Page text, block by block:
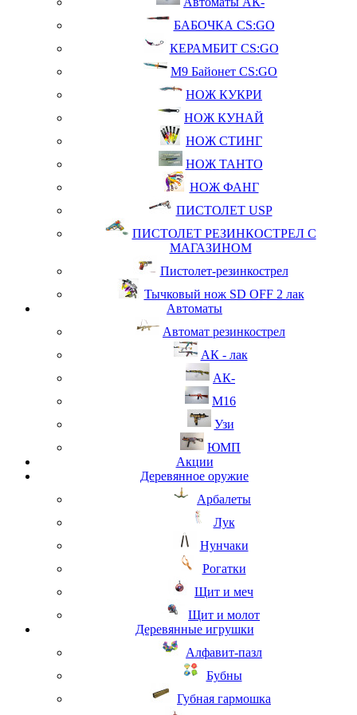
БАБОЧКА CS:GO
КЕРАМБИТ CS:GO
М9 Байонет CS:GO
НОЖ КУКРИ
НОЖ КУНАЙ
НОЖ СТИНГ
НОЖ ТАНТО
НОЖ ФАНГ
ПИСТОЛЕТ USP
ПИСТОЛЕТ РЕЗИНКОСТРЕЛ С
МАГАЗИНОМ
Пистолет-резинкострел
Тычковый нож SD OFF 2 лак
Автоматы
Автомат резинкострел
АК - лак
АК-
М16
Узи
ЮМП
Акции
Деревянное оружие
Арбалеты
Лук
Нунчаки
Рогатки
Щит и меч
Щит и молот
Деревянные игрушки
Алфавит-пазл
Бубны
Губная гармошка